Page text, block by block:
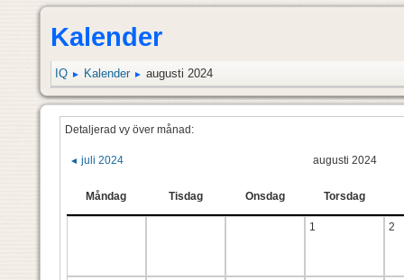
Kalender
IQ ► Kalender ► augusti 2024
Detaljerad vy över månad:
◄ juli 2024 augusti 2024
Måndag Tisdag Onsdag Torsdag
1 2